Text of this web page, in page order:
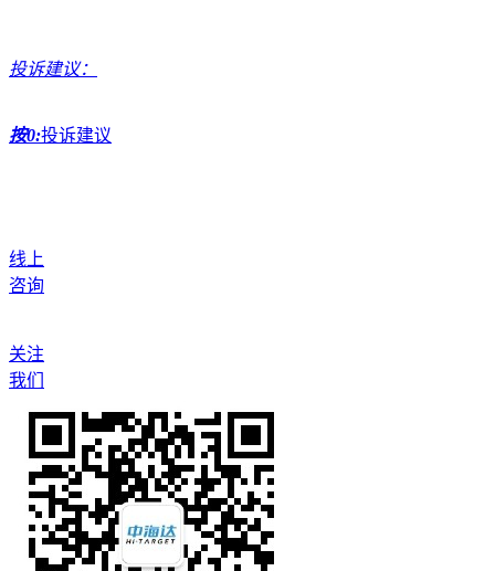
投诉建议：
按0:投诉建议
线上
咨询
关注
我们